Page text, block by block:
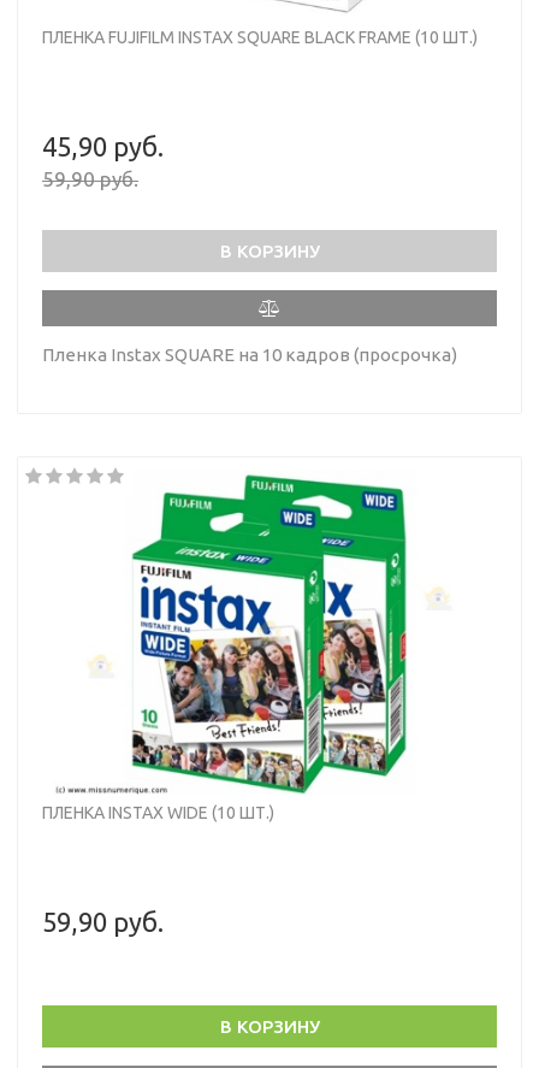
ПЛЕНКА FUJIFILM INSTAX SQUARE BLACK FRAME (10 ШТ.)
45,90 руб.
59,90 руб.
В КОРЗИНУ
Пленка Instax SQUARE на 10 кадров (просрочка)
ПЛЕНКА INSTAX WIDE (10 ШТ.)
59,90 руб.
В КОРЗИНУ